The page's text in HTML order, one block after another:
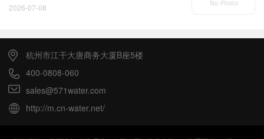
2026-07-08
杭州市江干大唐商务大厦B座5楼
400-0808-060
sales@571water.com
http://m.cn-water.net/